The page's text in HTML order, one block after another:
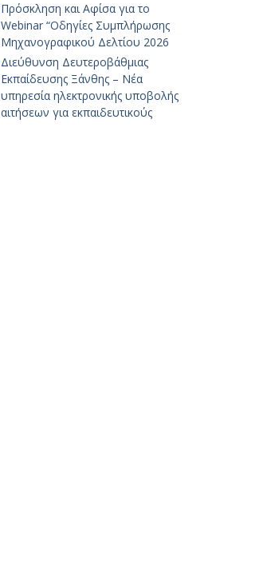
Πρόσκληση και Αφίσα για το
Webinar “Οδηγίες Συμπλήρωσης
Μηχανογραφικού Δελτίου 2026
Διεύθυνση Δευτεροβάθμιας
Εκπαίδευσης Ξάνθης – Νέα
υπηρεσία ηλεκτρονικής υποβολής
αιτήσεων για εκπαιδευτικούς